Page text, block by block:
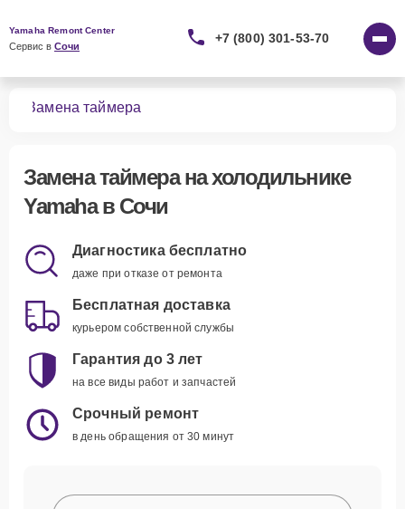
Yamaha Remont Center
Сервис в Сочи
+7 (800) 301-53-70
Замена таймера
Замена таймерана холодильнике
Yamaha в Сочи
Диагностика бесплатно
даже при отказе от ремонта
Бесплатная доставка
курьером собственной службы
Гарантия до 3 лет
на все виды работ и запчастей
Срочный ремонт
в день обращения от 30 минут